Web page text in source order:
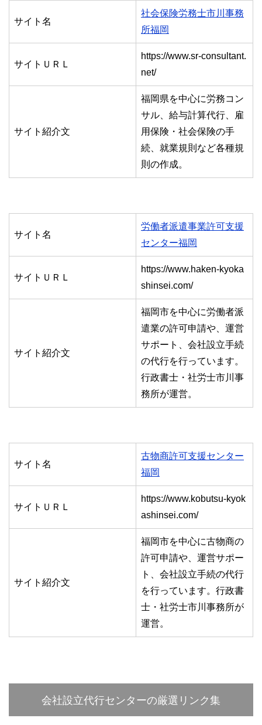
サイト名
社会保険労務士市川事務
所福岡
サイトＵＲＬ
https://www.sr-consultant.
net/
サイト紹介文
福岡県を中心に労務コン
サル、給与計算代行、雇
用保険・社会保険の手
続、就業規則など各種規
則の作成。
サイト名
労働者派遣事業許可支援
センター福岡
サイトＵＲＬ
https://www.haken-kyoka
shinsei.com/
サイト紹介文
福岡市を中心に労働者派
遣業の許可申請や、運営
サポート、会社設立手続
の代行を行っています。
行政書士・社労士市川事
務所が運営。
サイト名
古物商許可支援センター
福岡
サイトＵＲＬ
https://www.kobutsu-kyok
ashinsei.com/
サイト紹介文
福岡市を中心に古物商の
許可申請や、運営サポー
ト、会社設立手続の代行
を行っています。行政書
士・社労士市川事務所が
運営。
会社設立代行センターの厳選リンク集